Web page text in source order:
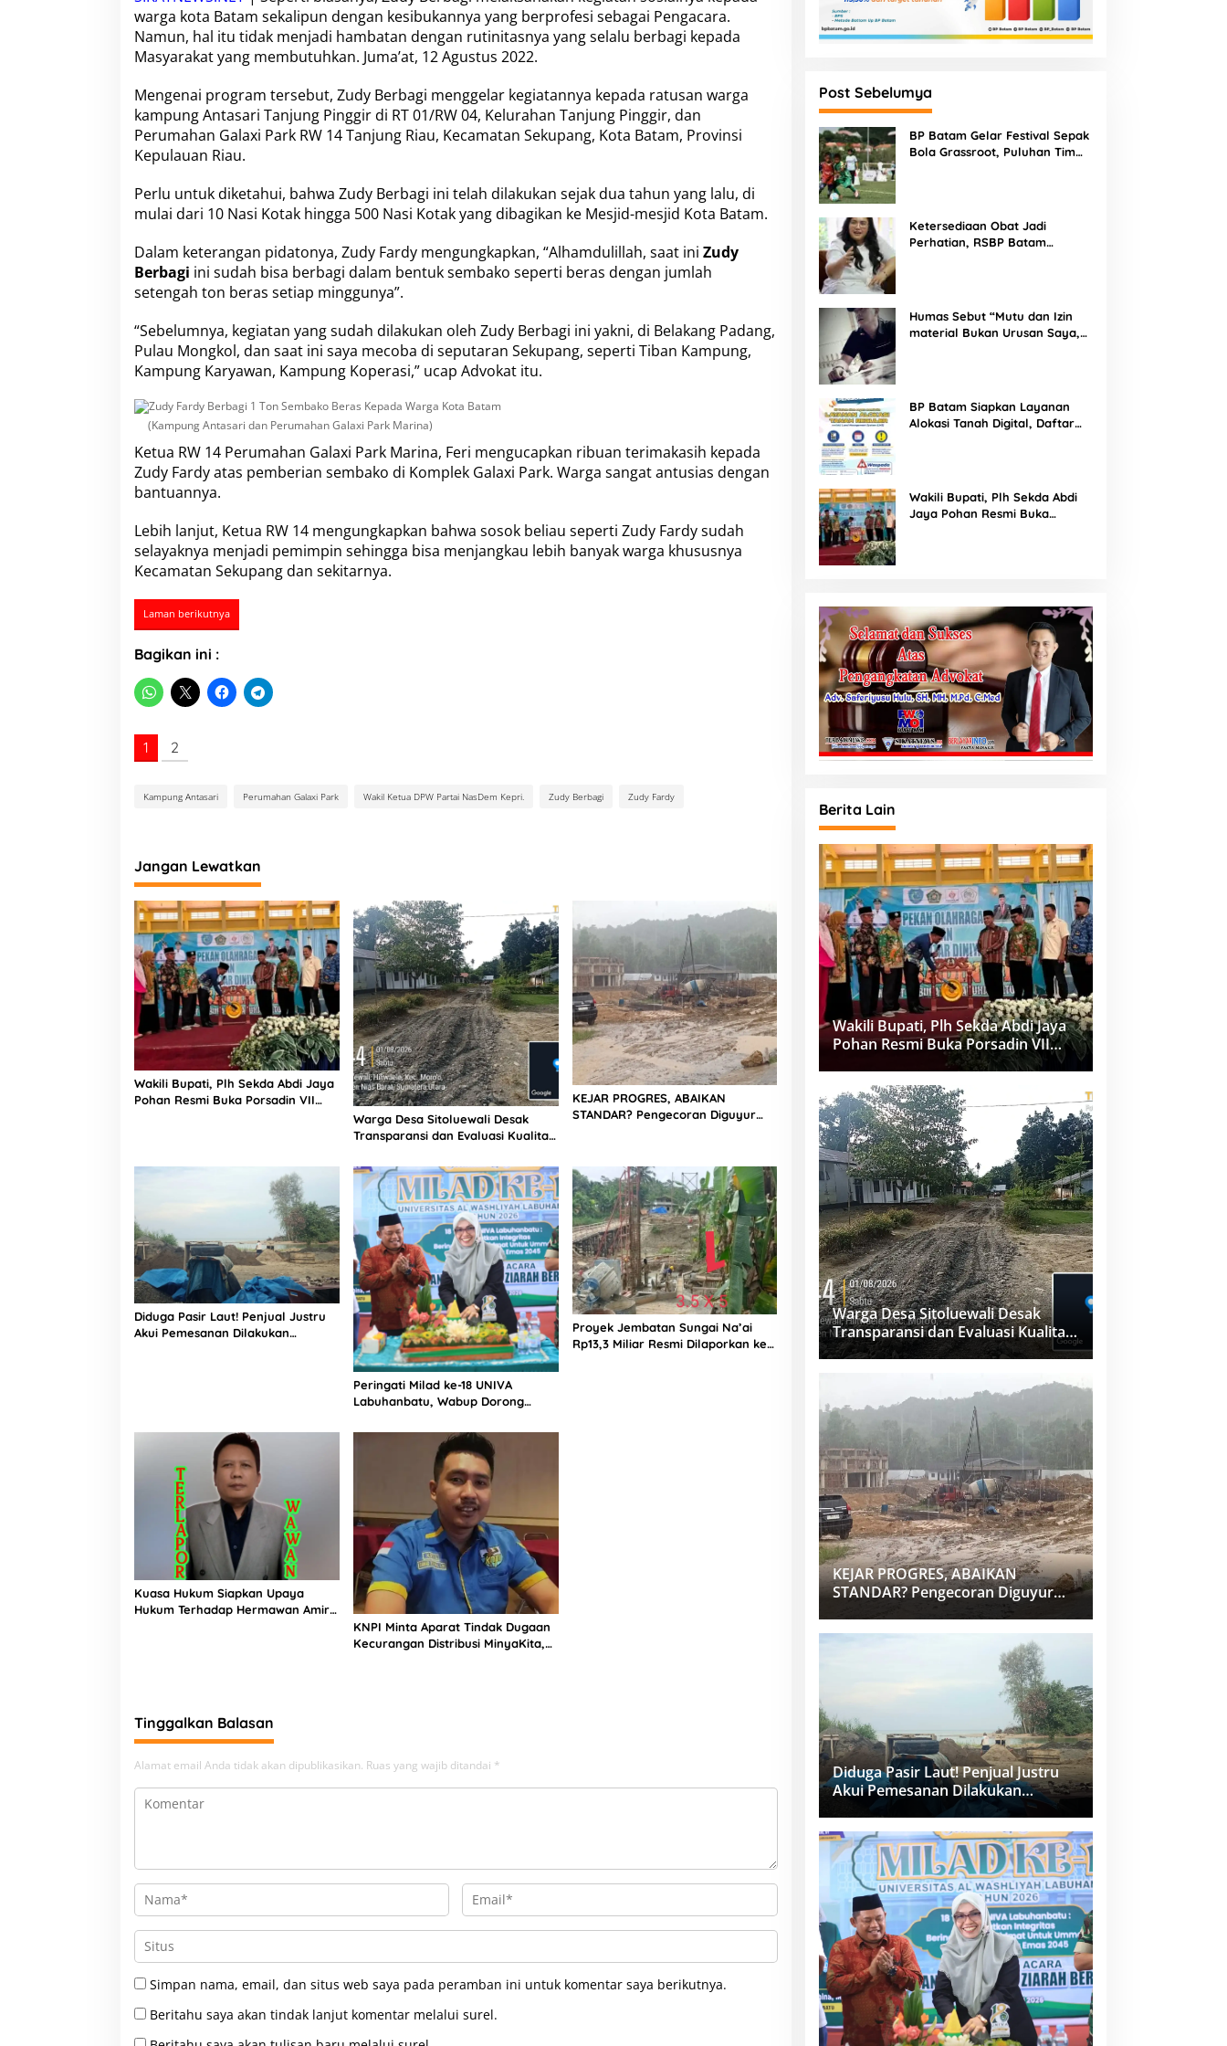
h
:
Z
u
F
a
r
e
r
a
g
i
1
o
n
S
e
b
a
k
B
a
s
e
a
g
a
warga kota Batam sekalipun dengan kesibukannya yang berprofesi sebagai Pengacara.
Namun, hal itu tidak menjadi hambatan dengan rutinitasnya yang selalu berbagi kepada
Masyarakat yang membutuhkan. Juma’at, 12 Agustus 2022.
Mengenai program tersebut, Zudy Berbagi menggelar kegiatannya kepada ratusan warga
kampung Antasari Tanjung Pinggir di RT 01/RW 04, Kelurahan Tanjung Pinggir, dan
Perumahan Galaxi Park RW 14 Tanjung Riau, Kecamatan Sekupang, Kota Batam, Provinsi
Kepulauan Riau.
Perlu untuk diketahui, bahwa Zudy Berbagi ini telah dilakukan sejak dua tahun yang lalu, di
mulai dari 10 Nasi Kotak hingga 500 Nasi Kotak yang dibagikan ke Mesjid-mesjid Kota Batam.
Dalam keterangan pidatonya, Zudy Fardy mengungkapkan, “Alhamdulillah, saat ini Zudy
Berbagi ini sudah bisa berbagi dalam bentuk sembako seperti beras dengan jumlah
setengah ton beras setiap minggunya”.
“Sebelumnya, kegiatan yang sudah dilakukan oleh Zudy Berbagi ini yakni, di Belakang Padang,
Pulau Mongkol, dan saat ini saya mecoba di seputaran Sekupang, seperti Tiban Kampung,
Kampung Karyawan, Kampung Koperasi,” ucap Advokat itu.
(Kampung Antasari dan Perumahan Galaxi Park Marina)
Ketua RW 14 Perumahan Galaxi Park Marina, Feri mengucapkan ribuan terimakasih kepada
Zudy Fardyatas pemberian sembako di Komplek Galaxi Park. Warga sangat antusias dengan
bantuannya.
Lebih lanjut, Ketua RW 14 mengungkapkan bahwa sosok beliau seperti Zudy Fardysudah
selayaknya menjadi pemimpin sehingga bisa menjangkau lebih banyak warga khususnya
Kecamatan Sekupang dan sekitarnya.
Laman berikutnya
Bagikan ini :
1 2
Kampung Antasari Perumahan Galaxi Park Wakil Ketua DPW Partai NasDem Kepri. Zudy Berbagi Zudy Fardy
Jangan Lewatkan
Wakili Bupati, Plh Sekda Abdi Jaya
Pohan Resmi Buka Porsadin VII
Warga Desa Sitoluewali Desak
Transparansi dan Evaluasi Kualitas
Informasi
KEJAR PROGRES, ABAIKAN
STANDAR? Pengecoran Diguyur
dan PPK Bungkam
Diduga Pasir Laut! Penjual Justru
Akui Pemesanan Dilakukan
Peringati Milad ke-18 UNIVA
Labuhanbatu, Wabup Dorong
Indonesia Emas 2045
Proyek Jembatan Sungai Na’ai
Rp13,3 Miliar Resmi Dilaporkan ke
Kuasa Hukum Siapkan Upaya
Hukum Terhadap Hermawan Amir
KNPI Minta Aparat Tindak Dugaan
Kecurangan Distribusi MinyaKita,
Tinggalkan Balasan
Alamat email Anda tidak akan dipublikasikan. Ruas yang wajib ditandai *
Simpan nama, email, dan situs web saya pada peramban ini untuk komentar saya berikutnya.
Beritahu saya akan tindak lanjut komentar melalui surel.
Post Sebelumya
BP Batam Gelar Festival Sepak
Bola Grassroot, Puluhan Tim
Ketersediaan Obat Jadi
Perhatian, RSBP Batam
Humas Sebut “Mutu dan Izin
material Bukan Urusan Saya,
BP Batam Siapkan Layanan
Alokasi Tanah Digital, Daftar
Wakili Bupati, Plh Sekda Abdi
Jaya Pohan Resmi Buka
Berita Lain
Wakili Bupati, Plh Sekda Abdi Jaya
Pohan Resmi Buka Porsadin VII
Kabupaten Labuhanbatu
Warga Desa Sitoluewali Desak
Transparansi dan Evaluasi Kualitas
Proyek Jalan, Diduga Minim
KEJAR PROGRES, ABAIKAN
STANDAR? Pengecoran Diguyur
Hujan di Proyek Rp87,34 Miliar
Sukma Nias, Konsultan, Pengawas
dan PPK Bungkam
Diduga Pasir Laut! Penjual Justru
Akui Pemesanan Dilakukan
Langsung Humas Proyek Sukma